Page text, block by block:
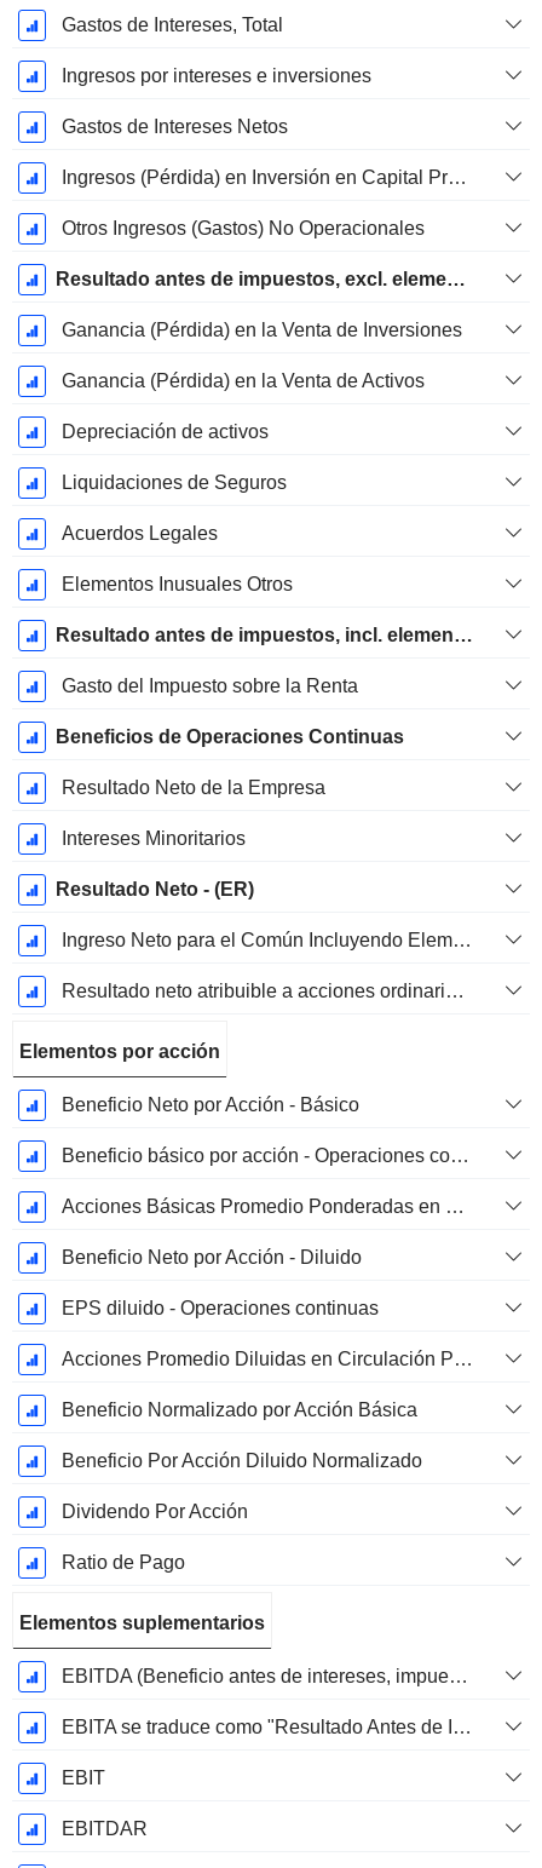
Gastos de Intereses, Total
Ingresos por intereses e inversiones
Gastos de Intereses Netos
Ingresos (Pérdida) en Inversión en Capital Propio.
Otros Ingresos (Gastos) No Operacionales
Resultado antes de impuestos, excl. elementos inusuales
Ganancia (Pérdida) en la Venta de Inversiones
Ganancia (Pérdida) en la Venta de Activos
Depreciación de activos
Liquidaciones de Seguros
Acuerdos Legales
Elementos Inusuales Otros
Resultado antes de impuestos, incl. elementos inusuales
Gasto del Impuesto sobre la Renta
Beneficios de Operaciones Continuas
Resultado Neto de la Empresa
Intereses Minoritarios
Resultado Neto - (ER)
Ingreso Neto para el Común Incluyendo Elementos Extraordinarios
Resultado neto atribuible a acciones ordinarias excl. elementos extraordinarios
Elementos por acción
Beneficio Neto por Acción - Básico
Beneficio básico por acción - Operaciones continuas
Acciones Básicas Promedio Ponderadas en Circulación
Beneficio Neto por Acción - Diluido
EPS diluido - Operaciones continuas
Acciones Promedio Diluidas en Circulación Ponderadas
Beneficio Normalizado por Acción Básica
Beneficio Por Acción Diluido Normalizado
Dividendo Por Acción
Ratio de Pago
Elementos suplementarios
EBITDA (Beneficio antes de intereses, impuestos, depreciación y amortización)
EBITA se traduce como "Resultado Antes de Intereses, Impuestos y Amortizaciones" en español.
EBIT
EBITDAR